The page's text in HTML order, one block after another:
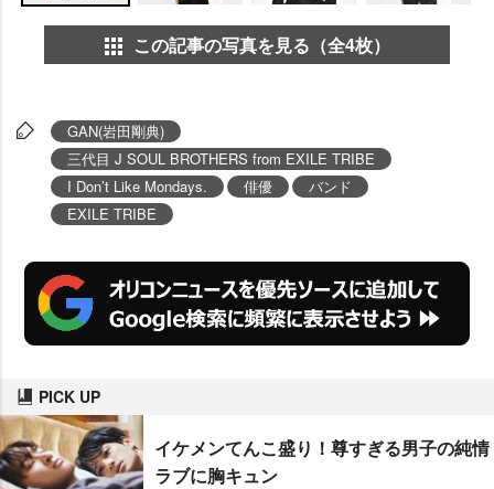
この記事の写真を見る（全4枚）
GAN(岩田剛典)
三代目 J SOUL BROTHERS from EXILE TRIBE
I Don’t Like Mondays.
俳優
バンド
EXILE TRIBE
PICK UP
イケメンてんこ盛り！尊すぎる男子の純情
ラブに胸キュン